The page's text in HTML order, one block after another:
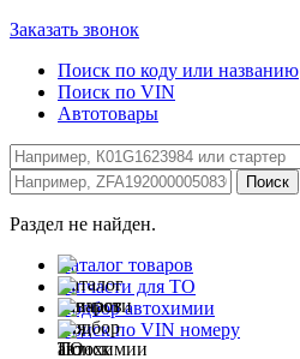
Заказать звонок
Поиск по коду или названию
Поиск по VIN
Автотовары
Раздел не найден.
Каталог товаров
Запчасти для ТО
Подбор автохимии
Поиск по VIN номеру